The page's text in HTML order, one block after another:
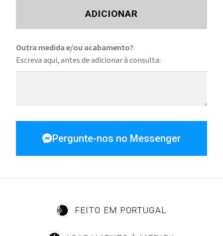
ADICIONAR
Outra medida e/ou acabamento?
Escreva aqui, antes de adicionar à consulta:
Pergunte-nos no Messenger
FEITO EM PORTUGAL